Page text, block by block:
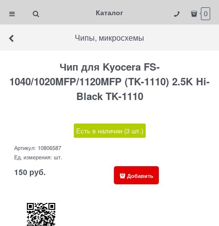
Каталог 0
Чипы, микросхемы
Чип для Kyocera FS-
1040/1020MFP/1120MFP (TK-1110) 2.5K Hi-
Black TK-1110
Есть в наличии (3 шт.)
Артикул: 10806587
Ед. измерения: шт.
150 руб. Добавить